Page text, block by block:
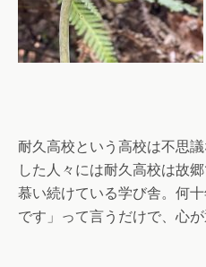
耐久高校という高校は不思
した人々には耐久高校は故
慕い続けている学び舎。何
です」って言うだけで、心が